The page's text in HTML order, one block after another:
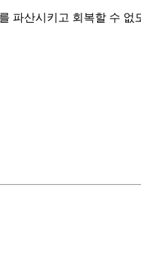
파산시키고 회복할 수 없